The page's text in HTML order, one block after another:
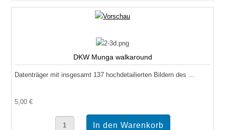
DKW Munga walkaround
Datenträger mit insgesamt 137 hochdetailierten Bildern des ...
5,00 €